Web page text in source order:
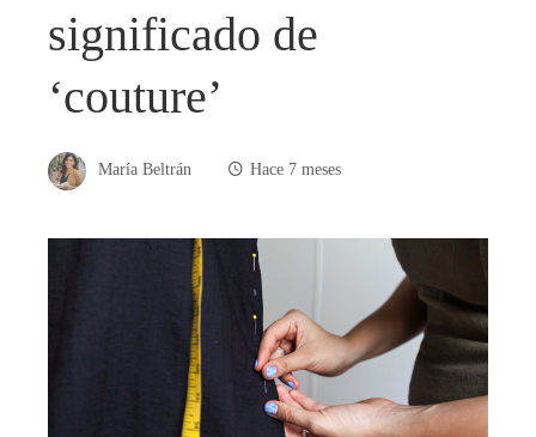
significado de
‘couture’
María Beltrán Hace 7 meses